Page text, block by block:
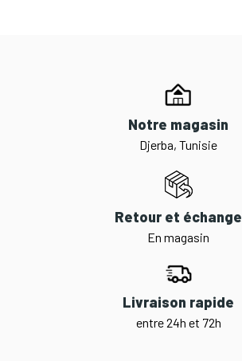
Notre magasin
Djerba, Tunisie
Retour et échange
En magasin
Livraison rapide
entre 24h et 72h